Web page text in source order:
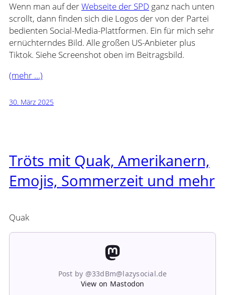
Wenn man auf derWebseite der SPD ganz nach unten
scrollt, dann finden sich die Logos der von der Partei
bedienten Social-Media-Plattformen. Ein für mich sehr
ernüchterndes Bild. Alle großen US-Anbieter plus
Tiktok. Siehe Screenshot oben im Beitragsbild.
(mehr …)
30. März 2025
Tröts mit Quak, Amerikanern,
Emojis, Sommerzeit und mehr
Quak
Post by @33dBm@lazysocial.de
View on Mastodon